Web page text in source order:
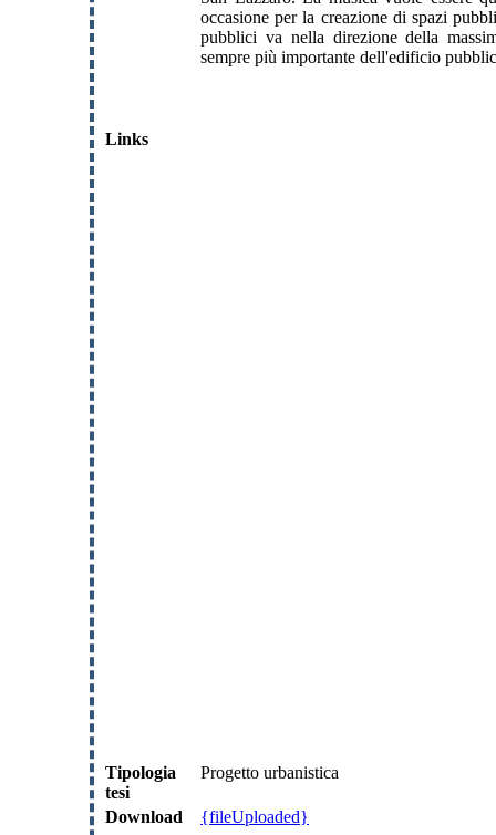
Links
occasione per la creazione di spazi
pubblici va nella direzione della
sempre più importante dell'edificio
Tipologia
tesi
Progetto urbanistica
Download {fileUploaded}